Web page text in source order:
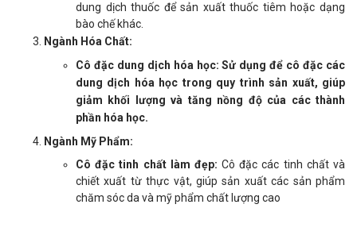
dung dịch thuốc để sản xuất thuốc tiêm hoặc dạng
bào chế khác.
Ngành Hóa Chất:
Cô đặc dung dịch hóa học: Sử dụng để cô đặc các
dung dịch hóa học trong quy trình sản xuất, giúp
giảm khối lượng và tăng nồng độ của các thành
phần hóa học.
Ngành Mỹ Phẩm:
Cô đặc tinh chất làm đẹp: Cô đặc các tinh chất và
chiết xuất từ thực vật, giúp sản xuất các sản phẩm
chăm sóc da và mỹ phẩm chất lượng cao